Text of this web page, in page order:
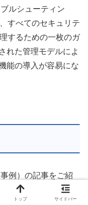
ルシューティン
すべてのセキュリテ
するための一枚のガ
れた管理モデルによ
能の導入が容易にな
例）の記事をご紹
ドに興味がお持ち
トップ サイドバー